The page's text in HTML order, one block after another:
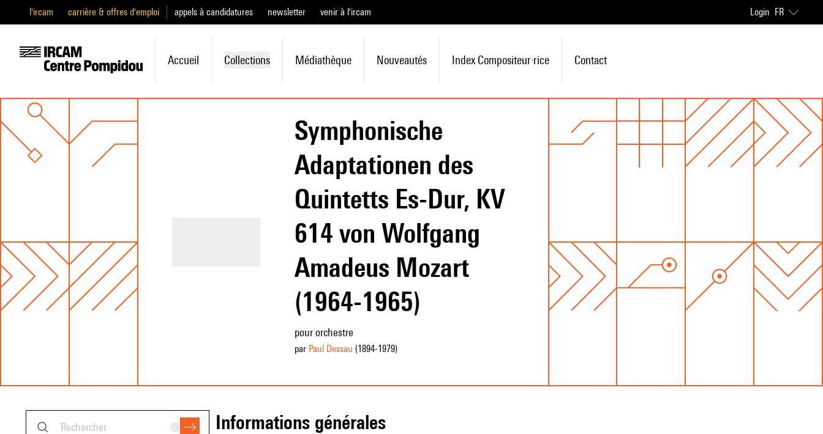
l'ircam carrière & offres d'emploi appels à candidatures newsletter venir à l'ircam Login FR
Accueil Collections Médiathèque Nouveautés Index Compositeur·rice Contact
Symphonische
Adaptationen des
Quintetts Es-Dur, KV
614 von Wolfgang
Amadeus Mozart
(1964-1965)
pour orchestre
par Paul Dessau (1894-1979)
informations générales